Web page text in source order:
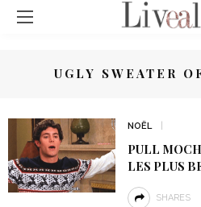
UGLY SWEATER
NOËL
PULL
LES PLUS
SHARES